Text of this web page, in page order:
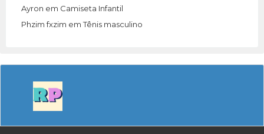
Ayron em Camiseta Infantil
Phzim fxzim emTênis masculino